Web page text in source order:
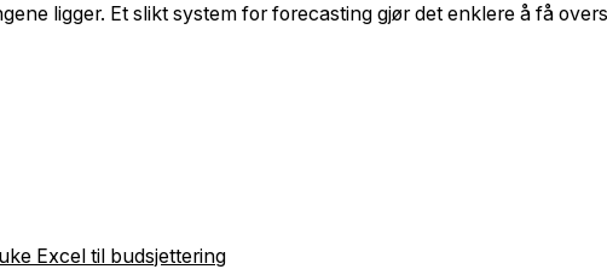
ligger. Et slikt system for forecasting gjør det enklere å få
Excel til budsjettering